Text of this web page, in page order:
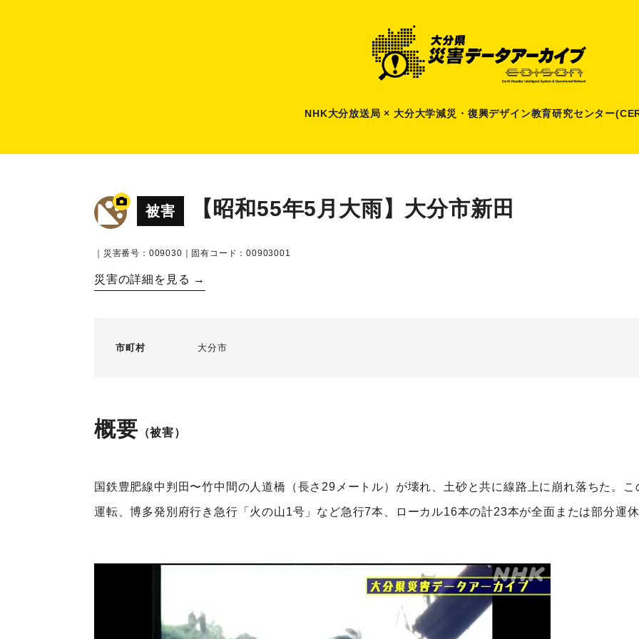
NHK大分放送局 × 大分大学減災 ・ 復興デザイン教育研究センター
被害 【昭和55年5月大雨】大分市新田
｜災害番号：009030｜固有コード：00903001
災害の詳細を見る →
市町村 大分市
概要 （被害）
国鉄豊肥線中判田〜竹中間の人道橋（長さ29メートル）が壊れ、土砂と共に線路上に崩れ落ちた。
運転、博多発別府行き急行「火の山1号」など急行7本、ローカル16本の計23本が全面または部分運